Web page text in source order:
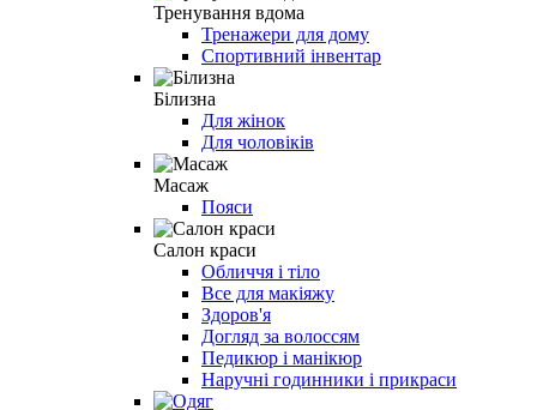
Тренування вдома
Тренажери для дому
Спортивний інвентар
Білизна
Для жінок
Для чоловіків
Масаж
Пояси
Салон краси
Обличчя і тіло
Все для макіяжу
Здоров'я
Догляд за волоссям
Педикюр і манікюр
Наручні годинники і прикраси